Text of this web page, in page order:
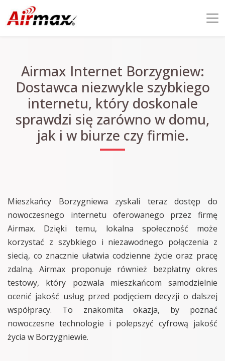
Airmax Internet Borzygniew:
Dostawca niezwykle szybkiego
internetu, który doskonale
sprawdzi się zarówno w domu,
jak i w biurze czy firmie.
Mieszkańcy Borzygniewa zyskali teraz dostęp do
nowoczesnego internetu oferowanego przez firmę
Airmax. Dzięki temu, lokalna społeczność może
korzystać z szybkiego i niezawodnego połączenia z
siecią, co znacznie ułatwia codzienne życie oraz pracę
zdalną. Airmax proponuje również bezpłatny okres
testowy, który pozwala mieszkańcom samodzielnie
ocenić jakość usług przed podjęciem decyzji o dalszej
współpracy. To znakomita okazja, by poznać
nowoczesne technologie i polepszyć cyfrową jakość
życia w Borzygniewie.